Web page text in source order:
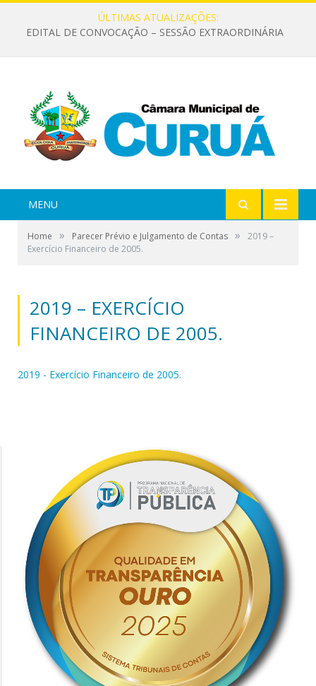
ÚLTIMAS ATUALIZAÇÕES:
EDITAL DE CONVOCAÇÃO – SESSÃO EXTRAORDINÁRIA
MENU
Home » Parecer Prévio e Julgamento de Contas »
2019 –
Exercício Financeiro de 2005.
2019 – EXERCÍCIO
FINANCEIRO DE 2005.
2019 - Exercício Financeiro de 2005.